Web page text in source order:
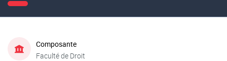
Composante
Faculté de Droit